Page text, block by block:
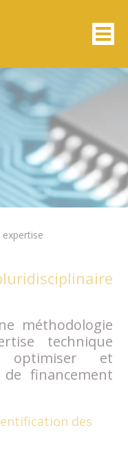
méthodologie
technique
optimiser et
financement
des